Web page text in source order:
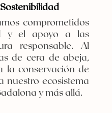
comprometidos
y el apoyo a las
responsable. Al
de cera de abeja,
la conservación de
nuestro ecosistema
y más allá.